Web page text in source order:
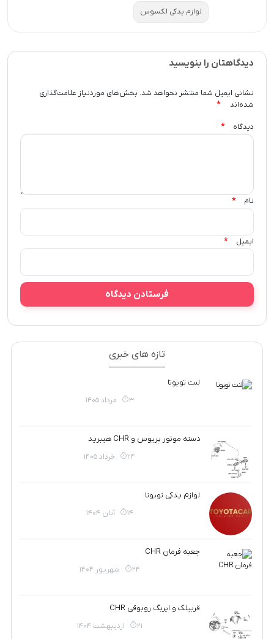
لوازم یدکی لکسوس
دیدگاهتان را بنویسید
نشانی ایمیل شما منتشر نخواهد شد. بخش‌های موردنیاز علامت‌گذاری
شده‌اند
*
دیدگاه *
نام *
ایمیل *
تازه های خبری
لنت تویوتا
3 مرداد 1405
دسته موتور پریوس و CHR هیبرید
24 خرداد 1405
لوازم یدکی تویوتا
14 آبان 1404
جعبه فرمان CHR
24 شهریور 1404
قربیلک و ایربگ روبوقی CHR
21 اردیبهشت 1404